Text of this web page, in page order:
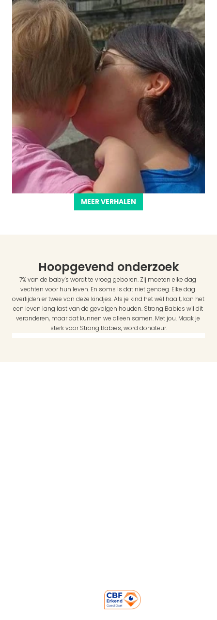
MEER VERHALEN
Hoopgevend onderzoek
7% van de baby's wordt te vroeg geboren. Zij moeten elke dag
vechten voor hun leven. En soms is dat niet genoeg. Elke dag
overlijden er twee van deze kindjes. Als je kind het wél haalt, kan het
een leven lang last van de gevolgen houden. Strong Babies wil dit
veranderen, maar dat kunnen we alleen samen. Met jou. Maak je
sterk voor Strong Babies, word donateur.